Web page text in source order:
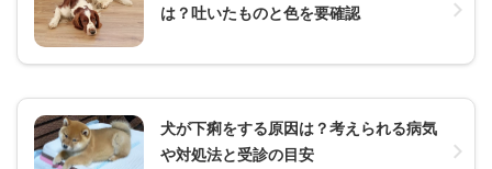
は？吐いたものと色を要確認
犬が下痢をする原因は？考えられる病気
や対処法と受診の目安